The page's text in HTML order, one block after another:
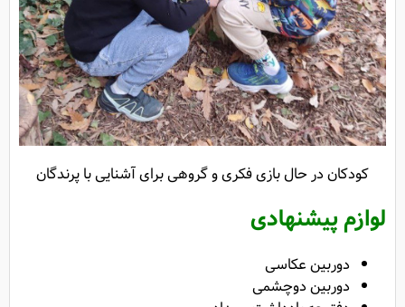
کودکان در حال بازی فکری و گروهی برای آشنایی با پرندگان
لوازم پیشنهادی
دوربین عکاسی
دوربین دوچشمی